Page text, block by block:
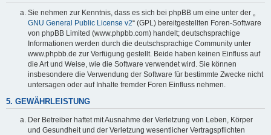
Sie nehmen zur Kenntnis, dass es sich bei phpBB um eine unter der „
GNU General Public License v2“ (GPL) bereitgestellten Foren-Software
von phpBB Limited (www.phpbb.com) handelt; deutschsprachige
Informationen werden durch die deutschsprachige Community unter
www.phpbb.de zur Verfügung gestellt. Beide haben keinen Einfluss auf
die Art und Weise, wie die Software verwendet wird. Sie können
insbesondere die Verwendung der Software für bestimmte Zwecke nicht
untersagen oder auf Inhalte fremder Foren Einfluss nehmen.
5. GEWÄHRLEISTUNG
Der Betreiber haftet mit Ausnahme der Verletzung von Leben, Körper
und Gesundheit und der Verletzung wesentlicher Vertragspflichten